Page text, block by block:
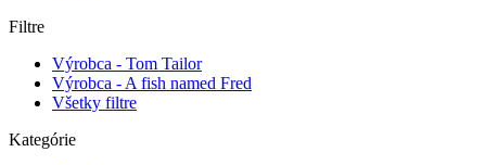
Filtre
Výrobca - Tom Tailor
Výrobca - A fish named Fred
Všetky filtre
Kategórie